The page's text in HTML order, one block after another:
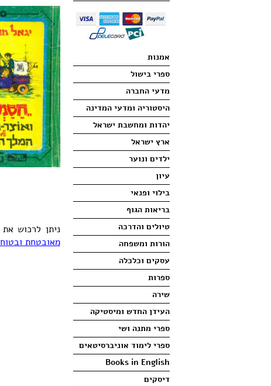
אמנות
ספרי בישול
מדעי החברה
היסטוריה ומדעי המדינה
יהדות ומחשבת ישראל
ארץ ישראל
ילדים ונוער
עיון
בילוי ופנאי
בריאות הגוף
טיולים והדרכה
הורות ומשפחה
עסקים וכלכלה
ספרות
שירה
העידן החדש ומיסטיקה
ספרי מתנה ושי
ספרי לימוד אוניברסיטאים
Books in English
דיסקים
ניתן לרכוש
מאובטחת